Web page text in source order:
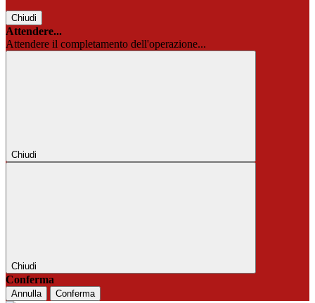
Chiudi
Attendere...
Attendere il completamento dell'operazione...
Chiudi
Chiudi
Conferma
Annulla Conferma